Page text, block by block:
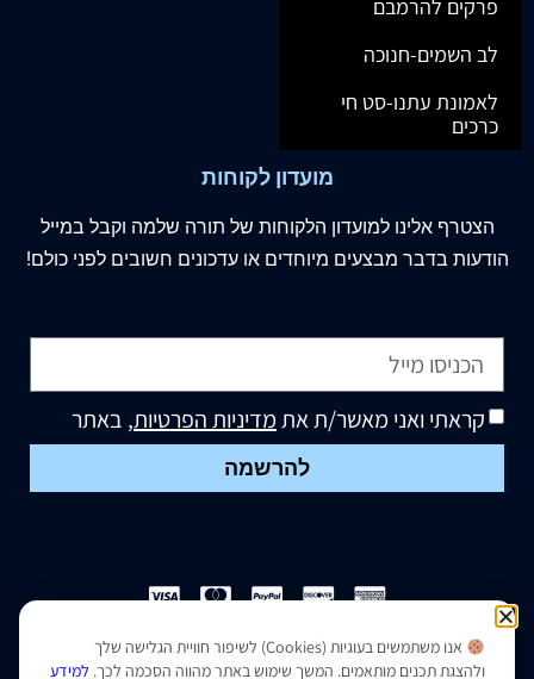
פרקים להרמבם
לב השמים-חנוכה
לאמונת עתנו-סט חי
כרכים
מועדון לקוחות
הצטרף אלינו למועדון הלקוחות של תורה שלמה וקבל במייל
הודעות בדבר מבצעים מיוחדים או עדכונים חשובים לפני כולם!
קראתי ואני מאשר/ת אתמדיניות הפרטיות, באתר
להרשמה
הצהרת נגישות|מדיניות פרטיות
אנו משתמשים בעוגיות (Cookies) לשיפור חוויית הגלישה שלך
ולהצגת תכנים מותאמים. המשך שימוש באתר מהווה הסכמה לכך. למידע